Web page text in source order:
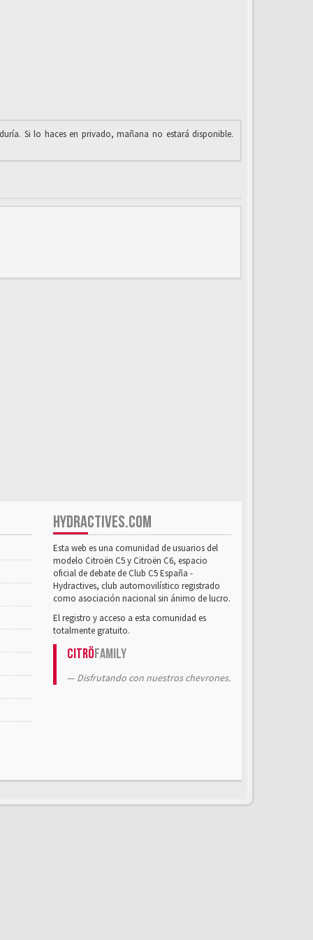
Si lo haces en privado, mañana no estará disponible.
HYDRACTIVES.COM
Esta web es una comunidad de usuarios del
modelo Citroën C5 y Citroën C6, espacio
oficial de debate de Club C5 España -
Hydractives, club automovilístico registrado
como asociación nacional sin ánimo de lucro.
El registro y acceso a esta comunidad es
totalmente gratuito.
CitröFamily
Disfrutando con nuestros chevrones.